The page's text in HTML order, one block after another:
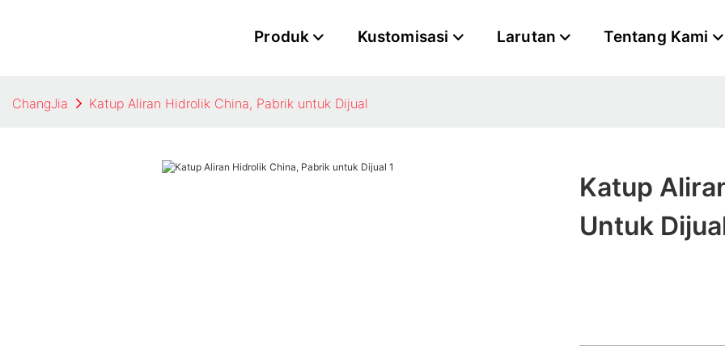
Produk Kustomisasi Larutan Tentang Kami
ChangJia Katup Aliran Hidrolik China, Pabrik untuk Dijual
Katup
Untuk